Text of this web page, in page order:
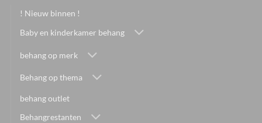
! Nieuw binnen !
Baby en kinderkamer behang
behang op merk
Behang op thema
behang outlet
Behangrestanten